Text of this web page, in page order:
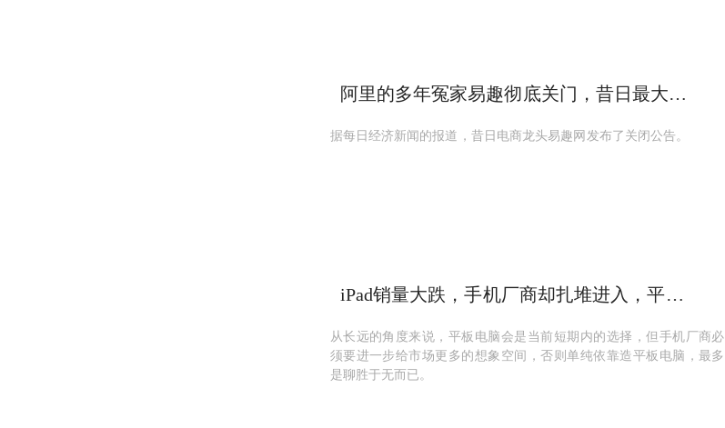
阿里的多年冤家易趣彻底关门，昔日最大电
据每日经济新闻的报道，昔日电商龙头易趣网发布了关闭公告。
iPad销量大跌，手机厂商却扎堆进入，平板
从长远的角度来说，平板电脑会是当前短期内的选择，但手机厂商必
须要进一步给市场更多的想象空间，否则单纯依靠造平板电脑，最多
是聊胜于无而已。